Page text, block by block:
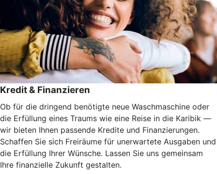
Kredit & Finanzieren
Ob für die dringend benötigte neue Waschmaschine oder
die Erfüllung eines Traums wie eine Reise in die Karibik —
wir bieten Ihnen passende Kredite und Finanzierungen.
Schaffen Sie sich Freiräume für unerwartete Ausgaben und
die Erfüllung Ihrer Wünsche. Lassen Sie uns gemeinsam
Ihre finanzielle Zukunft gestalten.